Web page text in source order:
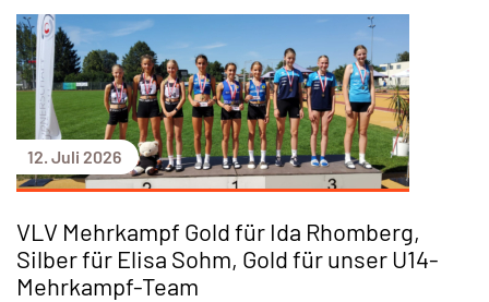
12. Juli 2026
VLV Mehrkampf Gold für Ida Rhomberg,
Silber für Elisa Sohm, Gold für unser U14-
Mehrkampf-Team